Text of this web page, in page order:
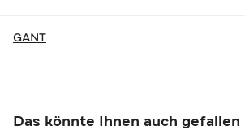
GANT
Das könnte Ihnen auch gefallen